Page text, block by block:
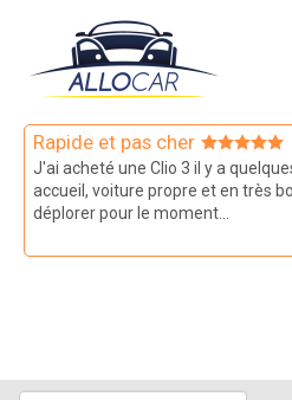
principal
Rapide et pas cher
J'ai acheté une Clio 3 il y a
accueil, voiture propre et en très
déplorer pour le moment...